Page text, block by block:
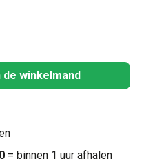
de gewenste
de winkelmand
= binnen 1 uur afhalen